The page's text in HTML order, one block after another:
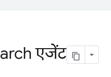
एजेंट